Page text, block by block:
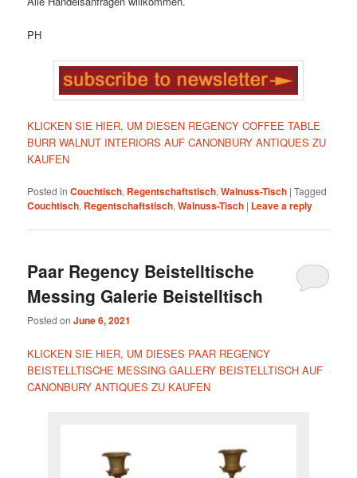
PH
KLICKEN SIE HIER, UM DIESEN REGENCY COFFEE TABLE
BURR WALNUT INTERIORS AUF CANONBURY ANTIQUES ZU
KAUFEN
Posted in Couchtisch, Regentschaftstisch,Walnuss-Tisch |Tagged
Couchtisch, Regentschaftstisch,Walnuss-Tisch | Leave a reply
Paar Regency Beistelltische
Messing Galerie Beistelltisch
Posted onJune 6, 2021
KLICKEN SIE HIER, UM DIESES PAAR REGENCY
BEISTELLTISCHE MESSING GALLERY BEISTELLTISCH AUF
CANONBURY ANTIQUES ZU KAUFEN